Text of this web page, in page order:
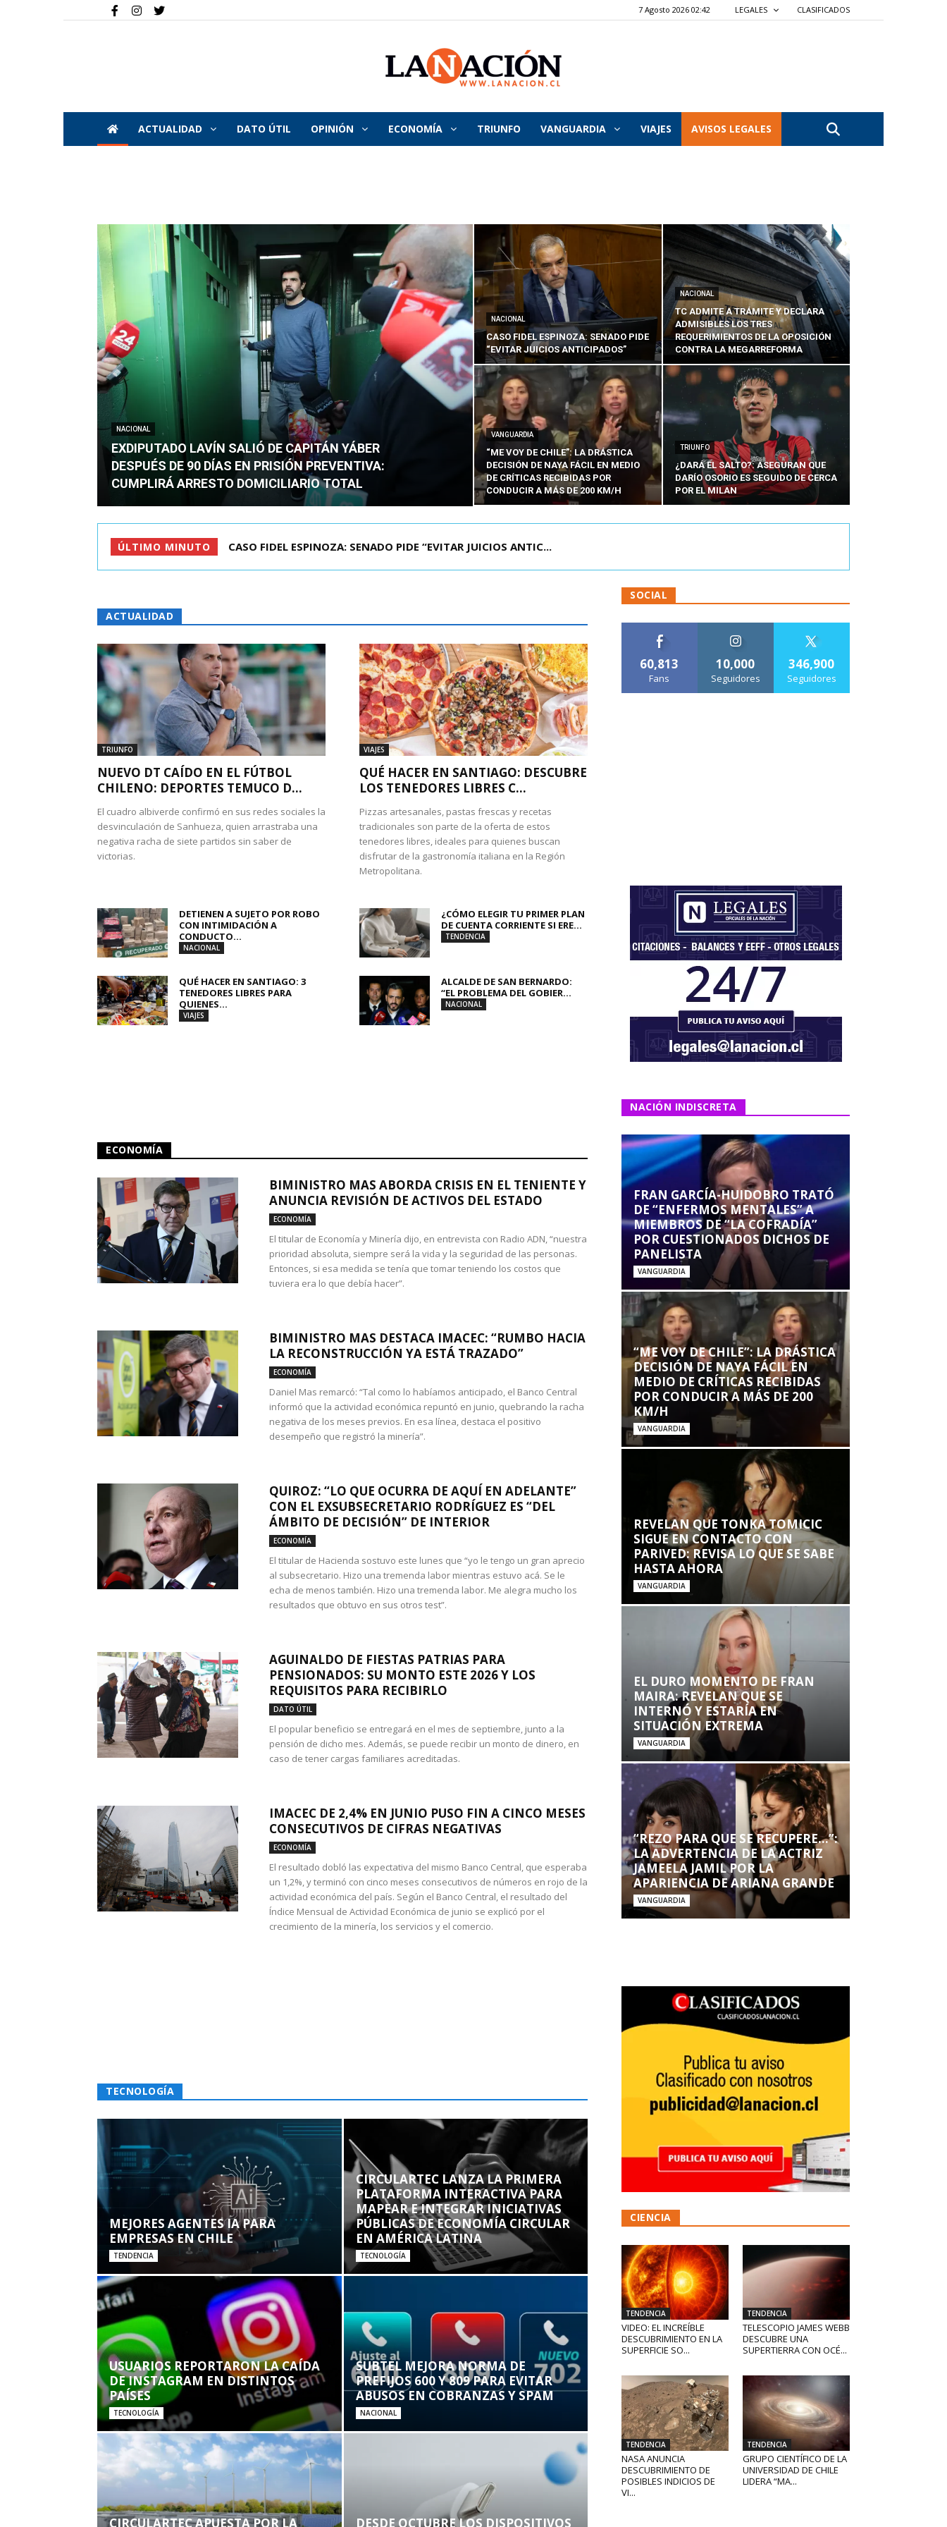
7 Agosto 2026 02:42 LEGALES CLASIFICADOS
La
Nación
ACTUALIDAD DATO ÚTIL OPINIÓN ECONOMÍA TRIUNFO VANGUARDIA VIAJES AVISOS LEGALES
NACIONAL
EXDIPUTADO LAVÍN SALIÓ DE CAPITÁN YÁBER
DESPUÉS DE 90 DÍAS EN PRISIÓN PREVENTIVA:
CUMPLIRÁ ARRESTO DOMICILIARIO TOTAL
NACIONAL
CASO FIDEL ESPINOZA: SENADO PIDE
“EVITAR JUICIOS ANTICIPADOS”
NACIONAL
TC ADMITE A TRÁMITE Y DECLARA
ADMISIBLES LOS TRES
REQUERIMIENTOS DE LA OPOSICIÓN
CONTRA LA MEGARREFORMA
VANGUARDIA
“ME VOY DE CHILE”: LA DRÁSTICA
DECISIÓN DE NAYA FÁCIL EN MEDIO
DE CRÍTICAS RECIBIDAS POR
CONDUCIR A MÁS DE 200 KM/H
TRIUNFO
¿DARÁ EL SALTO?: ASEGURAN QUE
DARÍO OSORIO ES SEGUIDO DE CERCA
POR EL MILAN
ÚLTIMO MINUTO TC ADMITE A TRÁMITE Y DECLARA ADMISIBLES LOS TRES REQU...
ACTUALIDAD
TRIUNFO
NUEVO DT CAÍDO EN EL FÚTBOL
CHILENO: DEPORTES TEMUCO D...
El cuadro albiverde confirmó en sus redes sociales la
desvinculación de Sanhueza, quien arrastraba una
negativa racha de siete partidos sin saber de
victorias.
VIAJES
QUÉ HACER EN SANTIAGO: DESCUBRE
LOS TENEDORES LIBRES C...
Pizzas artesanales, pastas frescas y recetas
tradicionales son parte de la oferta de estos
tenedores libres, ideales para quienes buscan
disfrutar de la gastronomía italiana en la Región
Metropolitana.
DETIENEN A SUJETO POR ROBO
CON INTIMIDACIÓN A
CONDUCTO...
NACIONAL
¿CÓMO ELEGIR TU PRIMER PLAN
DE CUENTA CORRIENTE SI ERE...
TENDENCIA
QUÉ HACER EN SANTIAGO: 3
TENEDORES LIBRES PARA
QUIENES...
VIAJES
ALCALDE DE SAN BERNARDO:
“EL PROBLEMA DEL GOBIER...
NACIONAL
ECONOMÍA
BIMINISTRO MAS ABORDA CRISIS EN EL TENIENTE Y
ANUNCIA REVISIÓN DE ACTIVOS DEL ESTADO
ECONOMÍA
El titular de Economía y Minería dijo, en entrevista con Radio ADN, “nuestra
prioridad absoluta, siempre será la vida y la seguridad de las personas.
Entonces, si esa medida se tenía que tomar teniendo los costos que
tuviera era lo que debía hacer”.
BIMINISTRO MAS DESTACA IMACEC: “RUMBO HACIA
LA RECONSTRUCCIÓN YA ESTÁ TRAZADO”
ECONOMÍA
Daniel Mas remarcó: “Tal como lo habíamos anticipado, el Banco Central
informó que la actividad económica repuntó en junio, quebrando la racha
negativa de los meses previos. En esa línea, destaca el positivo
desempeño que registró la minería”.
QUIROZ: “LO QUE OCURRA DE AQUÍ EN ADELANTE”
CON EL EXSUBSECRETARIO RODRÍGUEZ ES “DEL
ÁMBITO DE DECISIÓN” DE INTERIOR
ECONOMÍA
El titular de Hacienda sostuvo este lunes que “yo le tengo un gran aprecio
al subsecretario. Hizo una tremenda labor mientras estuvo acá. Se le
echa de menos también. Hizo una tremenda labor. Me alegra mucho los
resultados que obtuvo en sus otros test”.
AGUINALDO DE FIESTAS PATRIAS PARA
PENSIONADOS: SU MONTO ESTE 2026 Y LOS
REQUISITOS PARA RECIBIRLO
DATO ÚTIL
El popular beneficio se entregará en el mes de septiembre, junto a la
pensión de dicho mes. Además, se puede recibir un monto de dinero, en
caso de tener cargas familiares acreditadas.
IMACEC DE 2,4% EN JUNIO PUSO FIN A CINCO MESES
CONSECUTIVOS DE CIFRAS NEGATIVAS
ECONOMÍA
El resultado dobló las expectativa del mismo Banco Central, que esperaba
un 1,2%, y terminó con cinco meses consecutivos de números en rojo de la
actividad económica del país. Según el Banco Central, el resultado del
Índice Mensual de Actividad Económica de junio se explicó por el
crecimiento de la minería, los servicios y el comercio.
TECNOLOGÍA
MEJORES AGENTES IA PARA
EMPRESAS EN CHILE
TENDENCIA
CIRCULARTEC LANZA LA PRIMERA
PLATAFORMA INTERACTIVA PARA
MAPEAR E INTEGRAR INICIATIVAS
PÚBLICAS DE ECONOMÍA CIRCULAR
EN AMÉRICA LATINA
TECNOLOGÍA
USUARIOS REPORTARON LA CAÍDA
DE INSTAGRAM EN DISTINTOS
PAÍSES
TECNOLOGÍA
SUBTEL MEJORA NORMA DE
PREFIJOS 600 Y 809 PARA EVITAR
ABUSOS EN COBRANZAS Y SPAM
NACIONAL
CIRCULARTEC APUESTA POR LA DESDE OCTUBRE LOS DISPOSITIVOS
SOCIAL
60,813
Fans
10,000
Seguidores
346,900
Seguidores
NACIÓN INDISCRETA
FRAN GARCÍA-HUIDOBRO TRATÓ
DE “ENFERMOS MENTALES” A
MIEMBROS DE “LA COFRADÍA”
POR CUESTIONADOS DICHOS DE
PANELISTA
VANGUARDIA
“ME VOY DE CHILE”: LA DRÁSTICA
DECISIÓN DE NAYA FÁCIL EN
MEDIO DE CRÍTICAS RECIBIDAS
POR CONDUCIR A MÁS DE 200
KM/H
VANGUARDIA
REVELAN QUE TONKA TOMICIC
SIGUE EN CONTACTO CON
PARIVED: REVISA LO QUE SE SABE
HASTA AHORA
VANGUARDIA
EL DURO MOMENTO DE FRAN
MAIRA: REVELAN QUE SE
INTERNÓ Y ESTARÍA EN
SITUACIÓN EXTREMA
VANGUARDIA
“REZO PARA QUE SE RECUPERE…”:
LA ADVERTENCIA DE LA ACTRIZ
JAMEELA JAMIL POR LA
APARIENCIA DE ARIANA GRANDE
VANGUARDIA
CIENCIA
TENDENCIA
VIDEO: EL INCREÍBLE
DESCUBRIMIENTO EN LA
SUPERFICIE SO...
TENDENCIA
TELESCOPIO JAMES WEBB
DESCUBRE UNA
SUPERTIERRA CON OCÉ...
TENDENCIA
NASA ANUNCIA
DESCUBRIMIENTO DE
POSIBLES INDICIOS DE
VI...
TENDENCIA
GRUPO CIENTÍFICO DE LA
UNIVERSIDAD DE CHILE
LIDERA “MA...